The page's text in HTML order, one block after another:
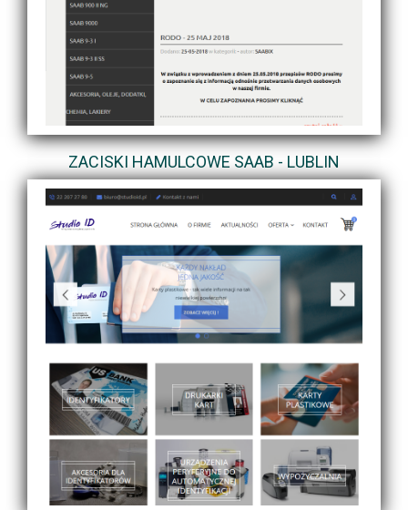
ZACISKI HAMULCOWE SAAB - LUBLIN